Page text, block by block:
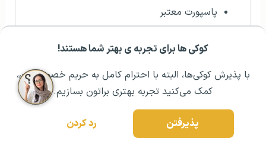
کوکی ها برای تجربه ی بهتر شما هستند!
با پذیرش کوکی‌ها، البته با احترام کامل به حریم خصوصیتون،
کمک می‌کنید تجربه بهتری براتون بسازیم.
پذیرفتن رد کردن
مشــاوره اولیه رایگان: ۰۲۱ ۴۳۰۰۰ ۰۲۱ رزرو مشاوره تخصصی
پاسپورت معتبر
آشنایی به زبان انگلیسی
عدم سو پیشینه
شناسنامه و کپی از تمام صفحات آن